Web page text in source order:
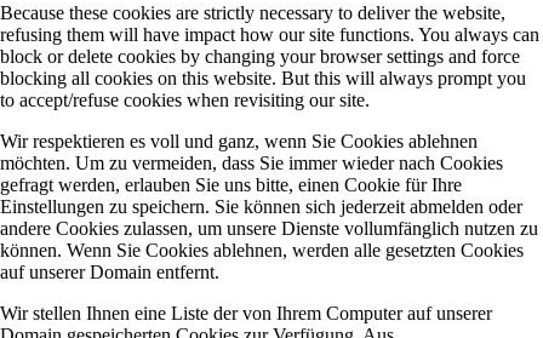
Because these cookies are strictly necessary to deliver the website,
refusing them will have impact how our site functions. You always can
block or delete cookies by changing your browser settings and force
blocking all cookies on this website. But this will always prompt you
to accept/refuse cookies when revisiting our site.
Wir respektieren es voll und ganz, wenn Sie Cookies ablehnen
möchten. Um zu vermeiden, dass Sie immer wieder nach Cookies
gefragt werden, erlauben Sie uns bitte, einen Cookie für Ihre
Einstellungen zu speichern. Sie können sich jederzeit abmelden oder
andere Cookies zulassen, um unsere Dienste vollumfänglich nutzen zu
können. Wenn Sie Cookies ablehnen, werden alle gesetzten Cookies
auf unserer Domain entfernt.
Wir stellen Ihnen eine Liste der von Ihrem Computer auf unserer